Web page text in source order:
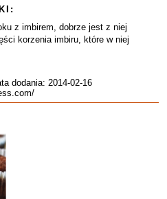
z imbirem, dobrze jest z niej
korzenia imbiru, które w niej
dodania: 2014-02-16